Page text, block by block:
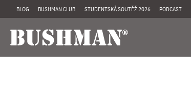
BLOG BUSHMAN CLUB STUDENTSKÁ SOUTĚŽ 2026 PODCAST